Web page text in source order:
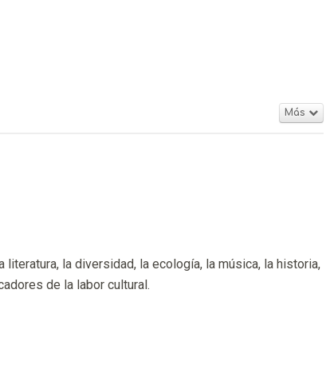
Más
la diversidad, la ecología, la música, la historia,
de la labor cultural.